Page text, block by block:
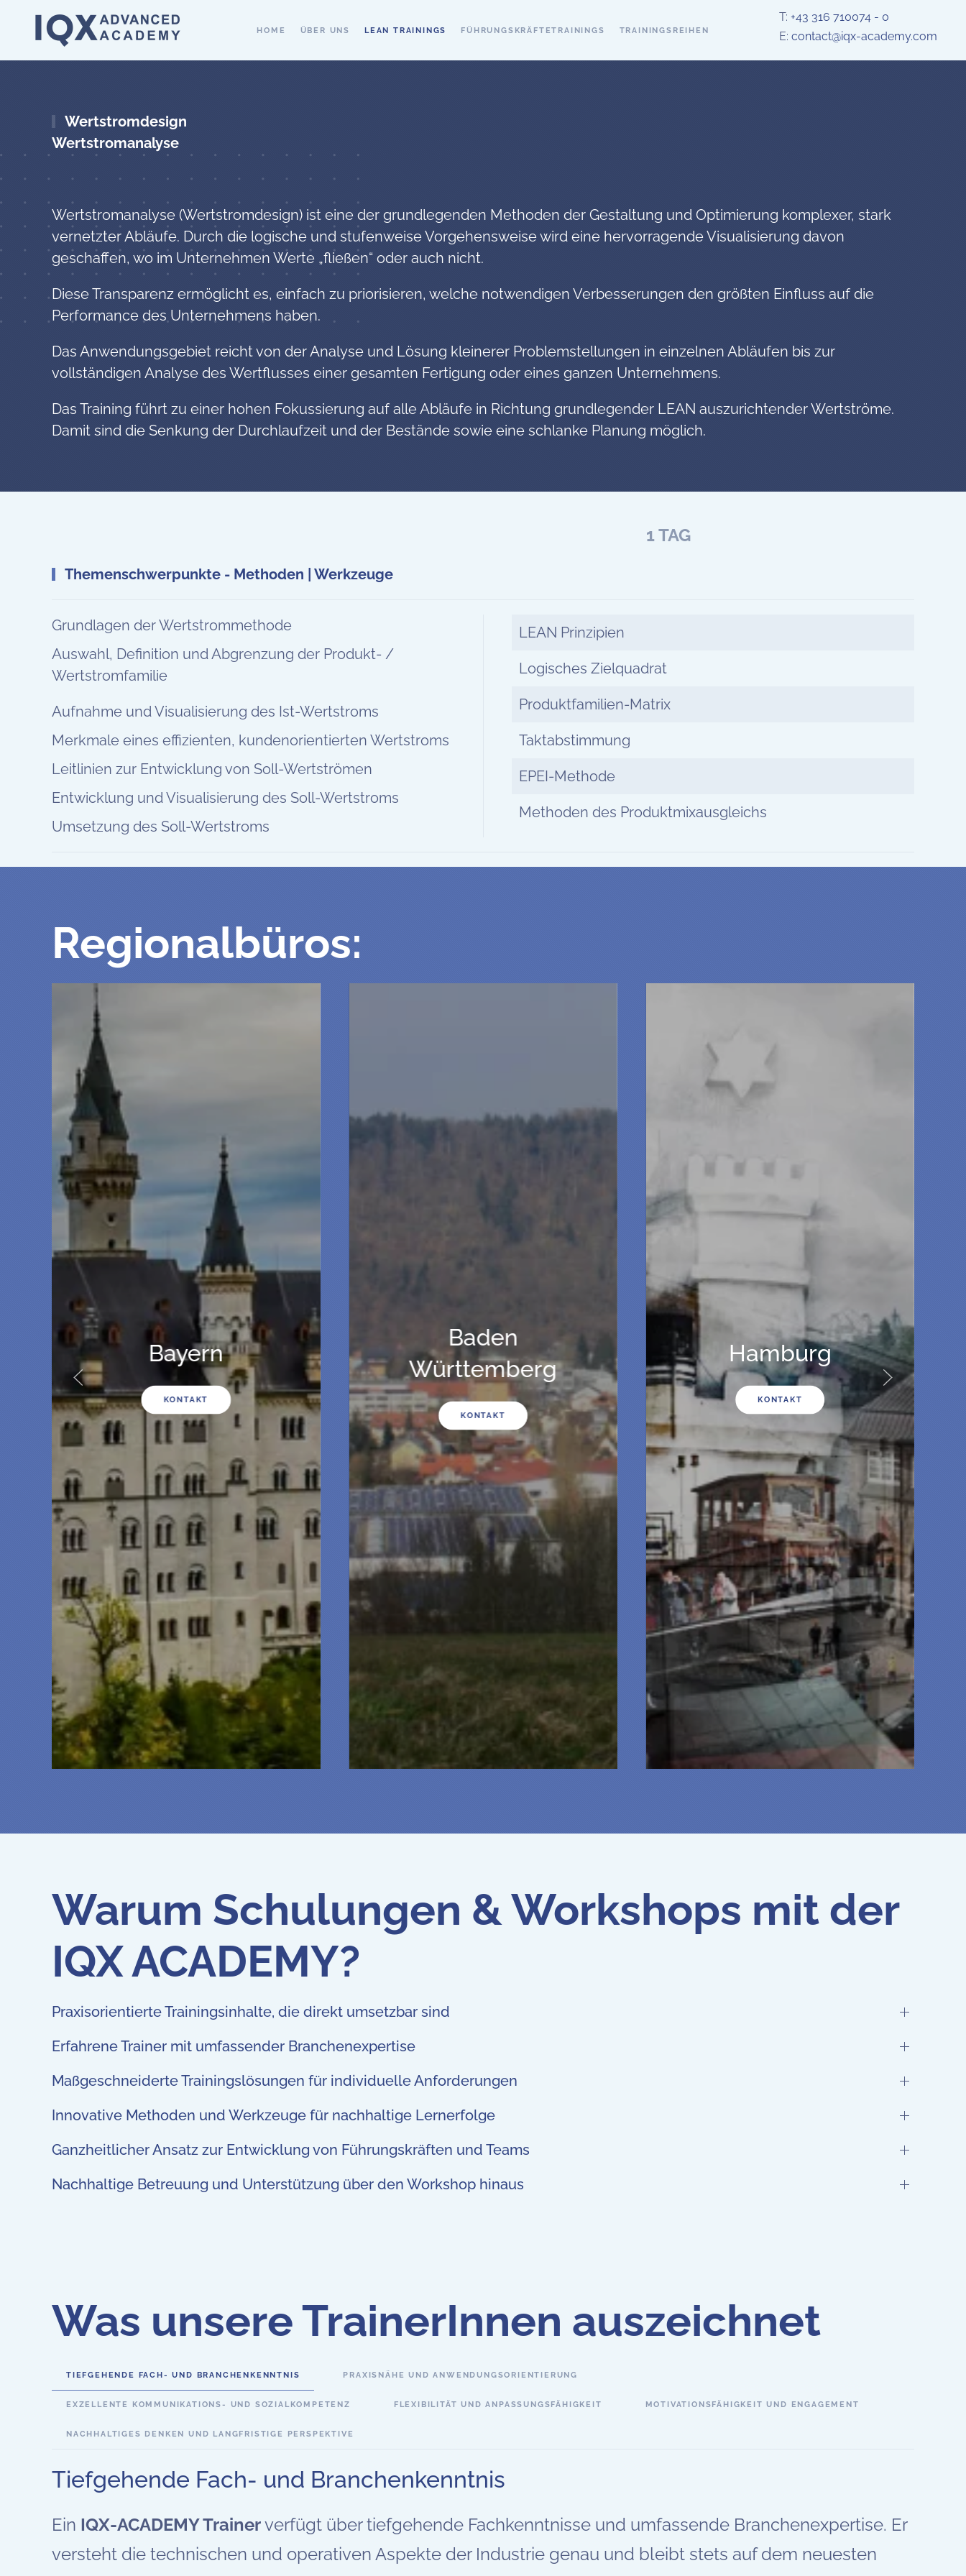
Zum Hauptinhalt springen HOME ÜBER UNS LEAN TRAININGS FÜHRUNGSKRÄFTETRAININGS TRAININGSREIHEN
T: +43 316 710074 - 0
E: contact@iqx-academy.com
Wertstromdesign
Wertstromanalyse
Wertstromanalyse (Wertstromdesign) ist eine der grundlegenden Methoden der Gestaltung und Optimierung komplexer, stark
vernetzter Abläufe. Durch die logische und stufenweise Vorgehensweise wird eine hervorragende Visualisierung davon
geschaffen, wo im Unternehmen Werte „fließen“ oder auch nicht.
Diese Transparenz ermöglicht es, einfach zu priorisieren, welche notwendigen Verbesserungen den größten Einfluss auf die
Performance des Unternehmens haben.
Das Anwendungsgebiet reicht von der Analyse und Lösung kleinerer Problemstellungen in einzelnen Abläufen bis zur
vollständigen Analyse des Wertflusses einer gesamten Fertigung oder eines ganzen Unternehmens.
Das Training führt zu einer hohen Fokussierung auf alle Abläufe in Richtung grundlegender LEAN auszurichtender Wertströme.
Damit sind die Senkung der Durchlaufzeit und der Bestände sowie eine schlanke Planung möglich.
Themenschwerpunkte - Methoden | Werkzeuge
1 TAG
Grundlagen der Wertstrommethode
Auswahl, Definition und Abgrenzung der Produkt- /
Wertstromfamilie
Aufnahme und Visualisierung des Ist-Wertstroms
Merkmale eines effizienten, kundenorientierten Wertstroms
Leitlinien zur Entwicklung von Soll-Wertströmen
Entwicklung und Visualisierung des Soll-Wertstroms
Umsetzung des Soll-Wertstroms
LEAN Prinzipien
Logisches Zielquadrat
Produktfamilien-Matrix
Taktabstimmung
EPEI-Methode
Methoden des Produktmixausgleichs
Regionalbüros:
Baden
Württemberg
KONTAKT
Hamburg
KONTAKT
Schweiz
KONTAKT
Warum Schulungen & Workshops mit der
IQX ACADEMY?
Praxisorientierte Trainingsinhalte, die direkt umsetzbar sind
Erfahrene Trainer mit umfassender Branchenexpertise
Maßgeschneiderte Trainingslösungen für individuelle Anforderungen
Innovative Methoden und Werkzeuge für nachhaltige Lernerfolge
Ganzheitlicher Ansatz zur Entwicklung von Führungskräften und Teams
Nachhaltige Betreuung und Unterstützung über den Workshop hinaus
Was unsere TrainerInnen auszeichnet
TIEFGEHENDE FACH- UND BRANCHENKENNTNIS PRAXISNÄHE UND ANWENDUNGSORIENTIERUNG
EXZELLENTE KOMMUNIKATIONS- UND SOZIALKOMPETENZ FLEXIBILITÄT UND ANPASSUNGSFÄHIGKEIT MOTIVATIONSFÄHIGKEIT UND ENGAGEMENT
NACHHALTIGES DENKEN UND LANGFRISTIGE PERSPEKTIVE
Tiefgehende Fach- und Branchenkenntnis
Ein IQX-ACADEMY Trainerverfügt über tiefgehende Fachkenntnisse und umfassende Branchenexpertise. Er
versteht die technischen und operativen Aspekte der Industrie genau und bleibt stets auf dem neuesten